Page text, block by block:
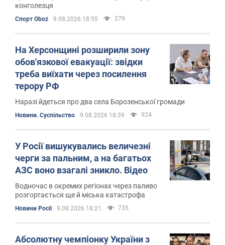
конголезця
Спорт Oboz 9.08.2026 18:55 279
На Херсонщині розширили зону
обов'язкової евакуації: звідки
треба виїхати через посилення
терору РФ
Наразі йдеться про два села Борозенської громади
Новини. Суспільство 9.08.2026 18:39 924
У Росії вишукувались величезні
черги за пальним, а на багатьох
АЗС воно взагалі зникло. Відео
Водночас в окремих регіонах через паливо
розгортається ще й міська катастрофа
Новини Росії 9.08.2026 18:21 735
Абсолютну чемпіонку України з